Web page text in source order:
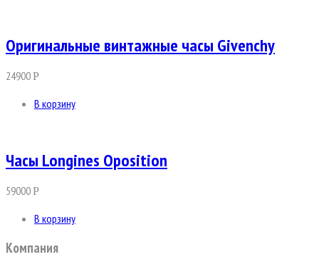
Оригинальные винтажные часы Givenchy
24900Р
В корзину
Часы Longines Oposition
59000Р
В корзину
Компания